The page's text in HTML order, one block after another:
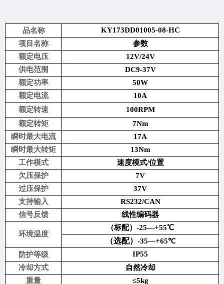
品名称 KY173DD01005-08-HC
项目名称
参数
额定电压
12V/24V
供电范围
DC9-37V
额定功率
50W
额定电流
10A
额定转速
100RPM
额定转矩
7Nm
瞬时最大电流
17A
瞬时最大转矩
13Nm
工作模式
速度模式/位置
欠压保护
7V
过压保护
37V
支持输入
RS232/CAN
信号反馈
线性编码器
环境温度
（标配） -25—+55℃
（选配）-35—+65℃
防护等级
IP55
冷却方式
自然冷却
重量
≤5kg